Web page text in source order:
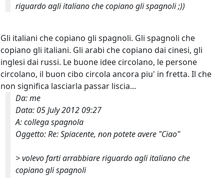
riguardo agli italiano che copiano gli spagnoli ;))
Gli italiani che copiano gli spagnoli. Gli spagnoli che
copiano gli italiani. Gli arabi che copiano dai cinesi, gli
inglesi dai russi. Le buone idee circolano, le persone
circolano, il buon cibo circola ancora piu' in fretta. Il che
non significa lasciarla passar liscia...
Da: me
Data: 05 July 2012 09:27
A: collega spagnola
Oggetto: Re: Spiacente, non potete avere "Ciao"
>volevo farti arrabbiare riguardo agli italiano che
copiano gli spagnoli